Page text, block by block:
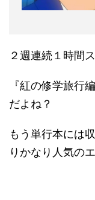
２週連続１時間
『紅の修学旅行
だよね？
もう単行本には
りかなり人気の